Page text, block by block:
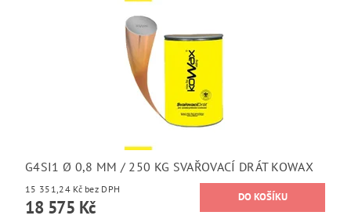
G4SI1 Ø 0,8 MM / 250 KG SVAŘOVACÍ DRÁT KOWAX
15 351,24 Kč bez DPH
18 575 Kč